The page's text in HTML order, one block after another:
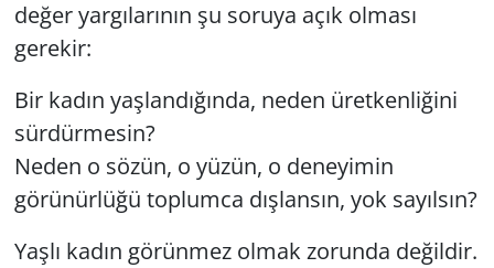
değer yargılarının şu soruya açık olması
gerekir:
Bir kadın yaşlandığında, neden üretkenliğini
sürdürmesin?
Neden o sözün, o yüzün, o deneyimin
görünürlüğü toplumca dışlansın, yok sayılsın?
Yaşlı kadın görünmez olmak zorunda değildir.